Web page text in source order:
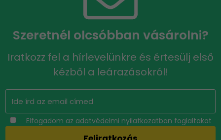
Szeretnél olcsóbban vásárolni?
Iratkozz fel a hírlevelünkre és értesülj első
kézből a leárazásokról!
Elfogadom az adatvédelmi nyilatkozatban foglaltakat